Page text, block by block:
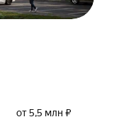
от 5,5 млн ₽